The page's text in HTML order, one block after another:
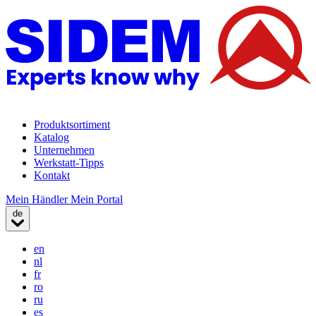
Produktsortiment
Katalog
Unternehmen
Werkstatt-Tipps
Kontakt
Mein Händler Mein Portal
de
en
nl
fr
ro
ru
es